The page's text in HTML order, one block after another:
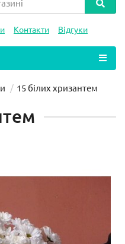
Контакти Відгуки
15 білих хризантем